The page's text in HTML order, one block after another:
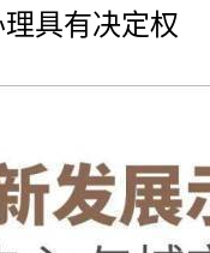
具有决定权